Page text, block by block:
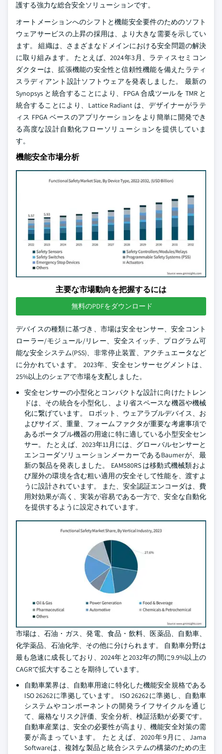
護する強力な総合安全ソリューションです。
オートメーションへのシフトと機能安全要件のためのソフト
ウェアサービスの上昇の採用は、より大きな需要を示してい
ます。 組織は、さまざまなドメインにおける安全問題の解決
に取り組みます。 たとえば、2024年3月、ラティスセミコン
ダクターは、拡張機能の安全性と信頼性機能を備えたラティ
スラディアント設計ソフトウェアを発表しました。 最新の
Synopsys と統合することにより、FPGA 合成ツールを TMR と
統合することにより、Lattice Radiant は、デザイナーがラテ
ィス FPGA ベースのアプリケーションをより簡単に開発でき
る高度な設計自動化フローソリューションを提供していま
す。
機能安全市場分析
主要な市場動向を把握するには
無料のPDFをダウンロード
デバイスの種類に基づき、市場は安全センサー、安全コント
ローラー/モジュール/リレー、安全スイッチ、プログラム可
能な安全システム(PSS)、非常停止装置、アクチュエータなど
に分かれています。 2023年、安全センサーセグメントは、
25%以上のシェアで市場を支配しました。
安全センサーの小型化とコンパクトな設計に向けたトレン
ドは、その統合を小型化し、より省スペースな機器や機械
化に繋げています。 ロボット、ウェアラブルデバイス、お
よびサイズ、重量、フォームファクタが重要な考慮事項で
あるポータブル機器の用途に特に適している小型安全セン
サー。 たとえば、2023年11月には、グローバルセンサーと
エンコーダソリューションメーカーであるBaumerが、最
新の製品を発表しました。 EAM580RS は移動式機械類およ
び屋外の環境を含む粗い適用の安全そして性能を、渡すよ
うに設計されています。 また、安全認証エンコーダは、費
用対効果が高く、実装が容易である一方で、安全な自動化
を提供するように設定されています。
市場は、石油・ガス、発電、食品・飲料、医薬品、自動車、
化学薬品、石油化学、その他に分けられます。 自動車分野は
最も急速に成長しており、2024年と2032年の間に9.9%以上の
CAGRで拡大することを期待しています。
自動車業界は、自動車用途に特化した機能安全規格である
ISO 26262に準拠しています。 ISO 26262に準拠し、自動車
システムやコンポーネントの開発ライフサイクルを通じ
て、厳格なリスク評価、安全分析、検証活動が必要です。
自動車産業は、安全の必要性が高まり、機能安全対策の需
要が高まっています。 たとえば、2020年9月に、Jama
Softwareは、複雑な製品と統合システムの構築のための主